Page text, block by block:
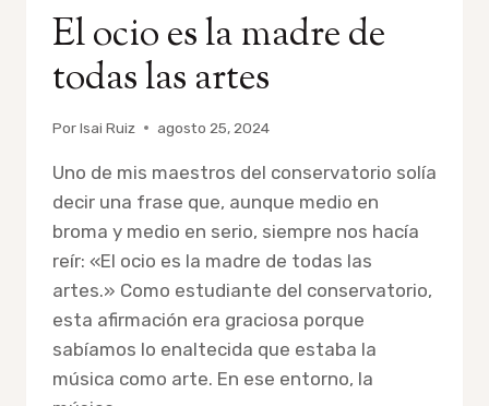
NATURAL
Y
FLUIDO
El ocio es la madre de
todas las artes
PorIsai Ruiz agosto 25, 2024
Uno de mis maestros del conservatorio solía
decir una frase que, aunque medio en
broma y medio en serio, siempre nos hacía
reír: «El ocio es la madre de todas las
artes.» Como estudiante del conservatorio,
esta afirmación era graciosa porque
sabíamos lo enaltecida que estaba la
música como arte. En ese entorno, la